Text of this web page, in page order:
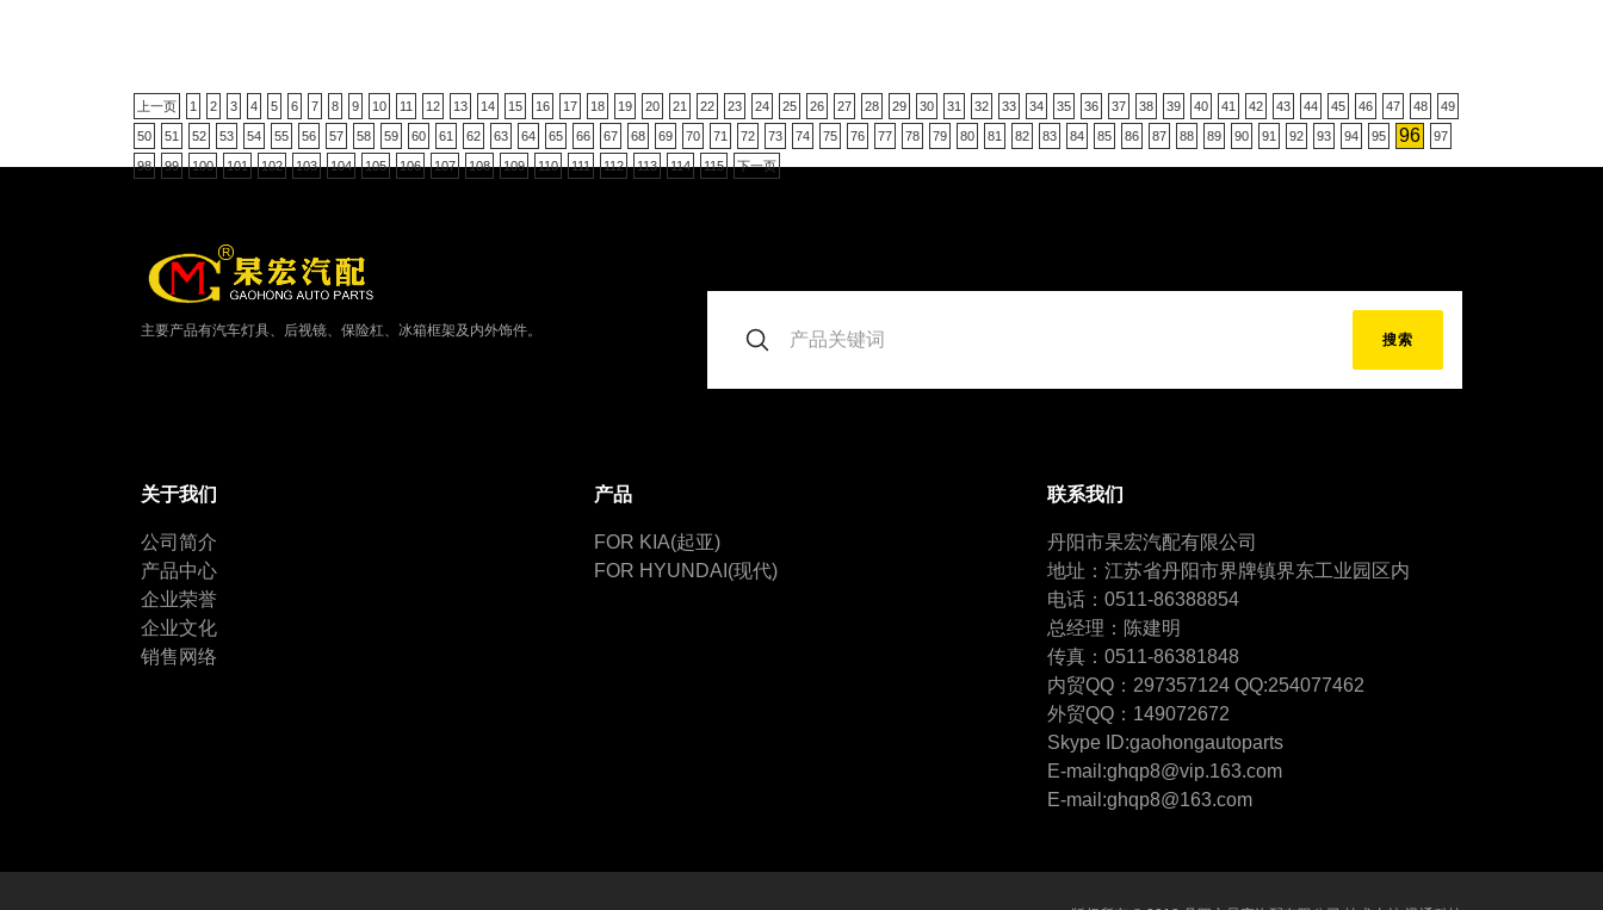
上一页 1 2 3 4 5 6 7 8 9 10 11 12 13 14 15 16 17 18 19 20 21 22 23 24 25 26 27 28 29 30 31 32 33 34 35 36 37 38 39 40 41 42 43 44 45 46 47 48 49
50 51 52 53 54 55 56 57 58 59 60 61 62 63 64 65 66 67 68 69 70 71 72 73 74 75 76 77 78 79 80 81 82 83 84 85 86 87 88 89 90 91 92 93 94 95 96 97
98 99 100 101 102 103 104 105 106 107 108 109 110 111 112 113 114 115 下一页
主要产品有汽车灯具、后视镜、保险杠、冰箱框架及内外饰件。
搜索
关于我们
公司简介
产品中心
企业荣誉
企业文化
销售网络
产品
FOR KIA(起亚)
FOR HYUNDAI(现代)
联系我们
丹阳市杲宏汽配有限公司
地址：江苏省丹阳市界牌镇界东工业园区内
电话：0511-86388854
总经理：陈建明
传真：0511-86381848
内贸QQ：297357124 QQ:254077462
外贸QQ：149072672
Skype ID:gaohongautoparts
E-mail:ghqp8@vip.163.com
E-mail:ghqp8@163.com